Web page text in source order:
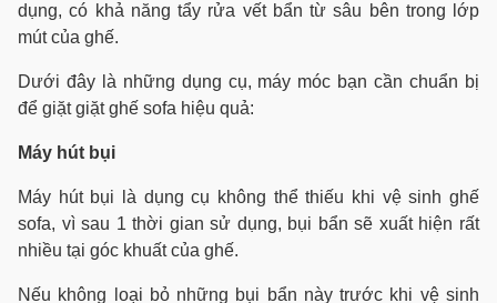
dụng, có khả năng tẩy rửa vết bẩn từ sâu bên trong lớp
mút của ghế.
Dưới đây là những dụng cụ, máy móc bạn cần chuẩn bị
để giặt giặt ghế sofa hiệu quả:
Máy hút bụi
Máy hút bụi là dụng cụ không thể thiếu khi vệ sinh ghế
sofa, vì sau 1 thời gian sử dụng, bụi bẩn sẽ xuất hiện rất
nhiều tại góc khuất của ghế.
Nếu không loại bỏ những bụi bẩn này trước khi vệ sinh